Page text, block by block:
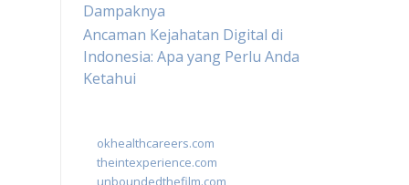
Dampaknya
Ancaman Kejahatan Digital di
Indonesia: Apa yang Perlu Anda
Ketahui
okhealthcareers.com
theintexperience.com
unboundedthefilm.com